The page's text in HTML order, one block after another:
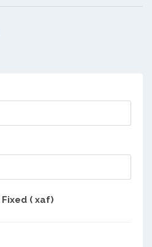
Fixed ( xaf)